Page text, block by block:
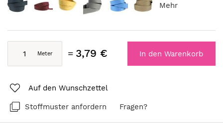
Mehr
3,79 € In den Warenkorb
Auf den Wunschzettel
Stoffmuster anfordern Fragen?